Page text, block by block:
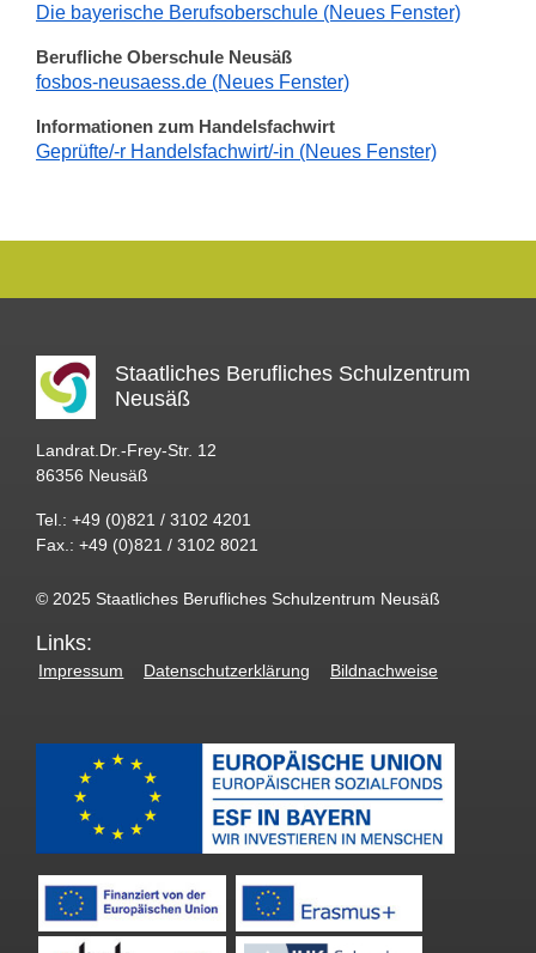
Die bayerische Berufsoberschule (Neues Fenster)
Berufliche Oberschule Neusäß
fosbos-neusaess.de (Neues Fenster)
Informationen zum Handelsfachwirt
Geprüfte/-r Handelsfachwirt/-in (Neues Fenster)
Staatliches Berufliches Schulzentrum
Neusäß
Landrat.Dr.-Frey-Str. 12
86356 Neusäß
Tel.: +49 (0)821 / 3102 4201
Fax.: +49 (0)821 / 3102 8021
© 2025 Staatliches Berufliches Schulzentrum Neusäß
Links:
Impressum Datenschutzerklärung Bildnachweise